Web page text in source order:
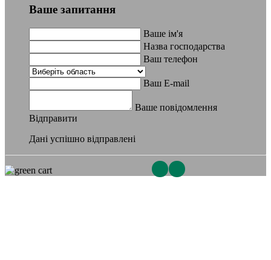
Ваше запитання
Ваше ім'я
Назва господарства
Ваш телефон
Ваш E-mail
Ваше повідомлення
Відправити
Дані успішно відправлені